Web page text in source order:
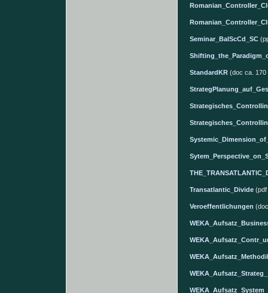
Seminar_BalScCd_SC
StandardKR(doc ca. 170
Transatlantic_Divide(pdf
Veroeffentlichungen